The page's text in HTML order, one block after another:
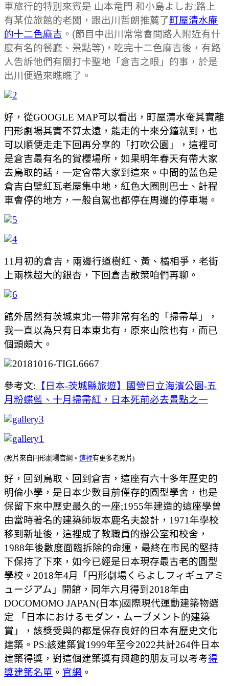
車旅行的特別來賓是 山本竜門 和小島よしお;路上
有某位旅館的老闆，跟出川哲朗推薦了町屋清水庵
的十二色麻吉 。(節目中出川常常會問路人附近有什
麼有名的餐廳、景點等)，吃完十二色麻吉後，有路
人告訴他們有關打卡聖地「倉吉之眼」的事，於是
出川便過來瞧瞧了。
好，從GOOGLE MAP可以看出，町屋清水奄其實離
円形劇場其實不算太遠，能走的十來分鐘就到，也
可以順便走走下回再分享的「打吹公園」，這裡可
是倉吉最有名的賞櫻場所，如果明年春天有帶大家
去鳥取的話，一定會帶大家到這來。中間的藍色是
倉吉白壁紅瓦老屋集中地，紅色大圈則巴士、計程
車會停的地方，一般自駕也都停在周邊的停車場。
11月初的倉吉，兩邊行道樹紅、黃、橘相爭，老街
上兩株超大的銀杏，下回倉吉散策咱們再聊。
館外居然有茨城東北一帶非常有名的「掃帚草」，
我一直以為只有日本東北有，原來山陰也有，而已
個頭頗大。
參考文: 【日本-茨城縣旅遊】國營日立海濱公園-五
月粉蝶藍、十月掃帚紅，日本死前必去景點之一
(照片來自円形劇場官網。 這裡有更多老照片)
好，回到鳥取、回到倉吉，這座有六十多年歷史的
明倫小學，是日本少數目前僅存的圓型學舍，也是
保留下來中歷史最久的一座;1955年建造的這座學曾
由當時著名的建築師坂本鹿名夫設計，1971年學校
移到新址後，這裡成了教職員的辦公室和校舍，
1988年後數度面臨拆除的命運，最終在市民的堅持
下保持了下來，如今已經是日本現存最古老的圓型
學校。2018年4月「円形劇場くらよしフィギュアミ
ュージアム」開館，同年六月得到2018年由
DOCOMOMO JAPAN(日本)國際現代運動建築物選
定 「日本におけるモダン・ムーブメント的建築
賞」，該獎受與的都是保存良好的日本有歷史文化
建築。PS:該建築賞1999年至今2022共計264件日本
建築得獎，對這個建築獎有興趣的朋友可以考考得
獎建築名單 。 官網 。